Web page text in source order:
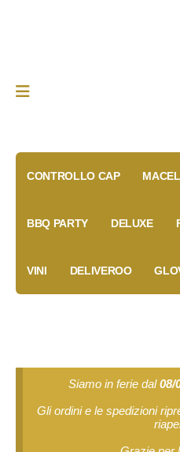
CONTROLLO CAP
BBQ PARTY DELUXE
VINI DELIVEROO
Siamo in ferie dal08/
Gli ordini e le spedizioni